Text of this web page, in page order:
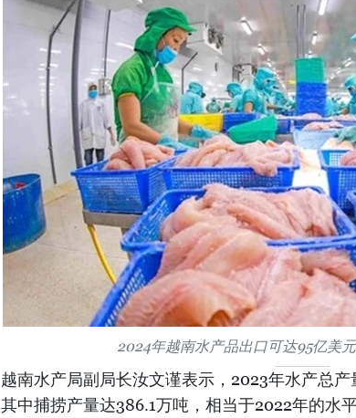
2024年越南水产品出口可达95亿美
越南水产局副局长汝文谨表示，2023年水产总产
其中捕捞产量达386.1万吨，相当于2022年的水